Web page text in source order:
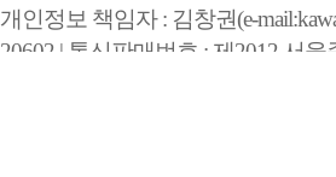
개인정보 책임자 : 김창권(e-
20602 | 통신판매번호 : 제2012 서울